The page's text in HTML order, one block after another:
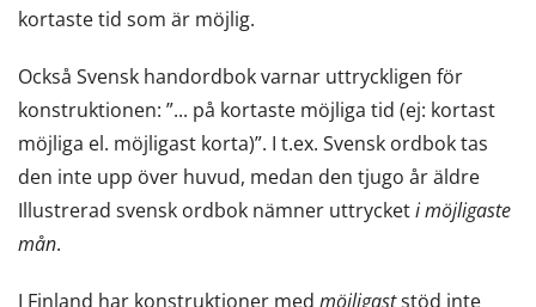
kortaste tid som är möjlig.
Också Svensk handordbok varnar uttryckligen för
konstruktionen: ”... på kortaste möjliga tid (ej: kortast
möjliga el. möjligast korta)”. I t.ex. Svensk ordbok tas
den inte upp över huvud, medan den tjugo år äldre
Illustrerad svensk ordbok nämner uttrycketi möjligaste
mån.
I Finland har konstruktioner med möjligaststöd inte